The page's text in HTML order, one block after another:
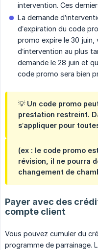
intervention. Ces
La demande
d’expiration du code
promo expire le 30
d’intervention au plus
demande le 28 juin et
code promo sera bien
💡 Un code promo
prestation restreint.
s’appliquer pour
(ex : le code promo
révision, il ne pourra
changement de
Payer avec des
compte client
Vous pouvez cumuler du
programme de parrainage.